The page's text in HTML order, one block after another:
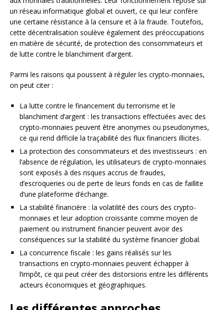
un réseau informatique global et ouvert, ce qui leur confère
une certaine résistance à la censure et à la fraude. Toutefois,
cette décentralisation soulève également des préoccupations
en matière de sécurité, de protection des consommateurs et
de lutte contre le blanchiment d’argent.
Parmi les raisons qui poussent à réguler les crypto-monnaies,
on peut citer :
La lutte contre le financement du terrorisme et le
blanchiment d’argent : les transactions effectuées avec des
crypto-monnaies peuvent être anonymes ou pseudonymes,
ce qui rend difficile la traçabilité des flux financiers illicites.
La protection des consommateurs et des investisseurs : en
l’absence de régulation, les utilisateurs de crypto-monnaies
sont exposés à des risques accrus de fraudes,
d’escroqueries ou de perte de leurs fonds en cas de faillite
d’une plateforme d’échange.
La stabilité financière : la volatilité des cours des crypto-
monnaies et leur adoption croissante comme moyen de
paiement ou instrument financier peuvent avoir des
conséquences sur la stabilité du système financier global.
La concurrence fiscale : les gains réalisés sur les
transactions en crypto-monnaies peuvent échapper à
l’impôt, ce qui peut créer des distorsions entre les différents
acteurs économiques et géographiques.